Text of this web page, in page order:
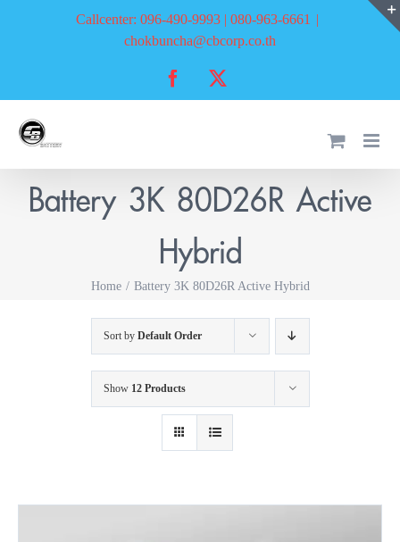
Callcenter: 096-490-9993 | 080-963-6661 |
chokbuncha@cbcorp.co.th
Facebook
Battery 3K 80D26R Active
Hybrid
Home Battery 3K 80D26R Active Hybrid
Sort by Default Order
Show 12 Products